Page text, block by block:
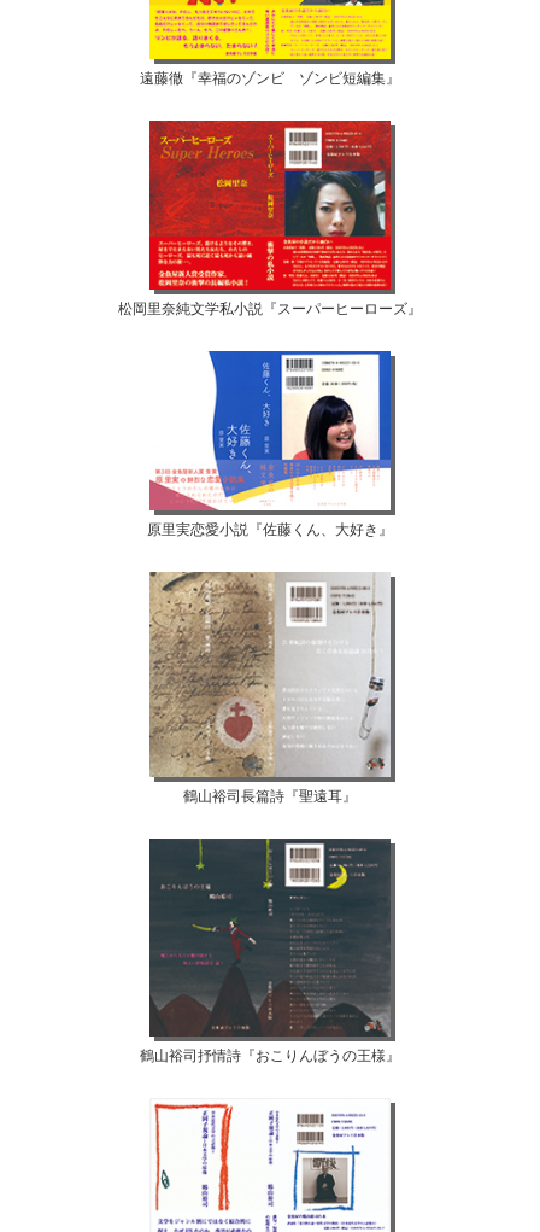
遠藤徹『幸福のゾンビ ゾンビ短編集』
松岡里奈純文学私小説『スーパーヒーローズ』
原里実恋愛小説『佐藤くん、大好き』
鶴山裕司長篇詩『聖遠耳』
鶴山裕司抒情詩『おこりんぼうの王様』